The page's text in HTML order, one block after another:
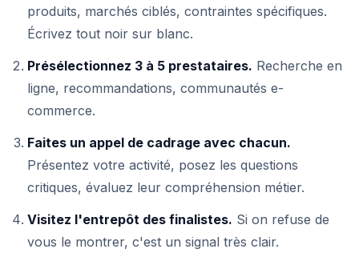
produits, marchés ciblés, contraintes spécifiques.
Écrivez tout noir sur blanc.
Présélectionnez 3 à 5 prestataires. Recherche en
ligne, recommandations, communautés e-
commerce.
Faites un appel de cadrage avec chacun.
Présentez votre activité, posez les questions
critiques, évaluez leur compréhension métier.
Visitez l'entrepôt des finalistes. Si on refuse de
vous le montrer, c'est un signal très clair.